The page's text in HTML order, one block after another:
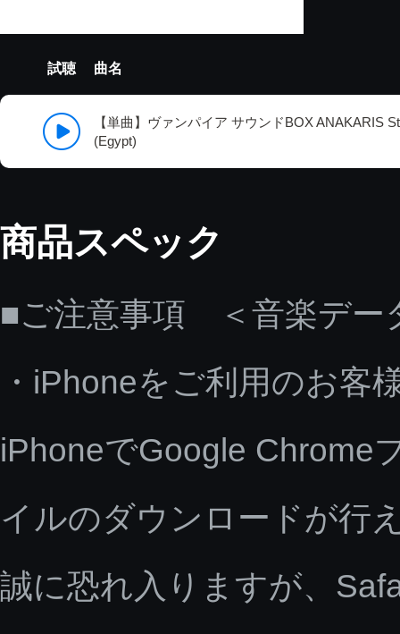
試聴 曲名
【単曲】ヴァンパイア サウンドBOX ANAKARIS
(Egypt)
商品スペック
■ご注意事項 ＜音楽デー
・iPhoneをご利用のお客
iPhoneでGoogle Chrome
イルのダウンロードが行
誠に恐れ入りますが、